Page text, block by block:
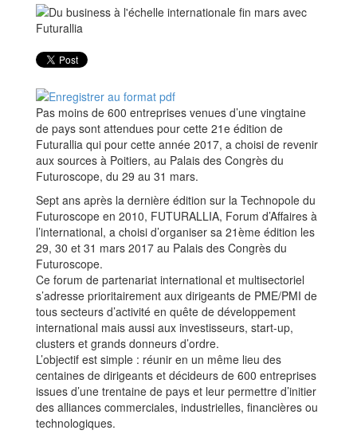
Pas moins de 600 entreprises venues d’une vingtaine
de pays sont attendues pour cette 21e édition de
Futurallia qui pour cette année 2017, a choisi de revenir
aux sources à Poitiers, au Palais des Congrès du
Futuroscope, du 29 au 31 mars.
Sept ans après la dernière édition sur la Technopole du
Futuroscope en 2010, FUTURALLIA, Forum d’Affaires à
l’international, a choisi d’organiser sa 21ème édition les
29, 30 et 31 mars 2017 au Palais des Congrès du
Futuroscope.
Ce forum de partenariat international et multisectoriel
s’adresse prioritairement aux dirigeants de PME/PMI de
tous secteurs d’activité en quête de développement
international mais aussi aux investisseurs, start-up,
clusters et grands donneurs d’ordre.
L’objectif est simple : réunir en un même lieu des
centaines de dirigeants et décideurs de 600 entreprises
issues d’une trentaine de pays et leur permettre d’initier
des alliances commerciales, industrielles, financières ou
technologiques.